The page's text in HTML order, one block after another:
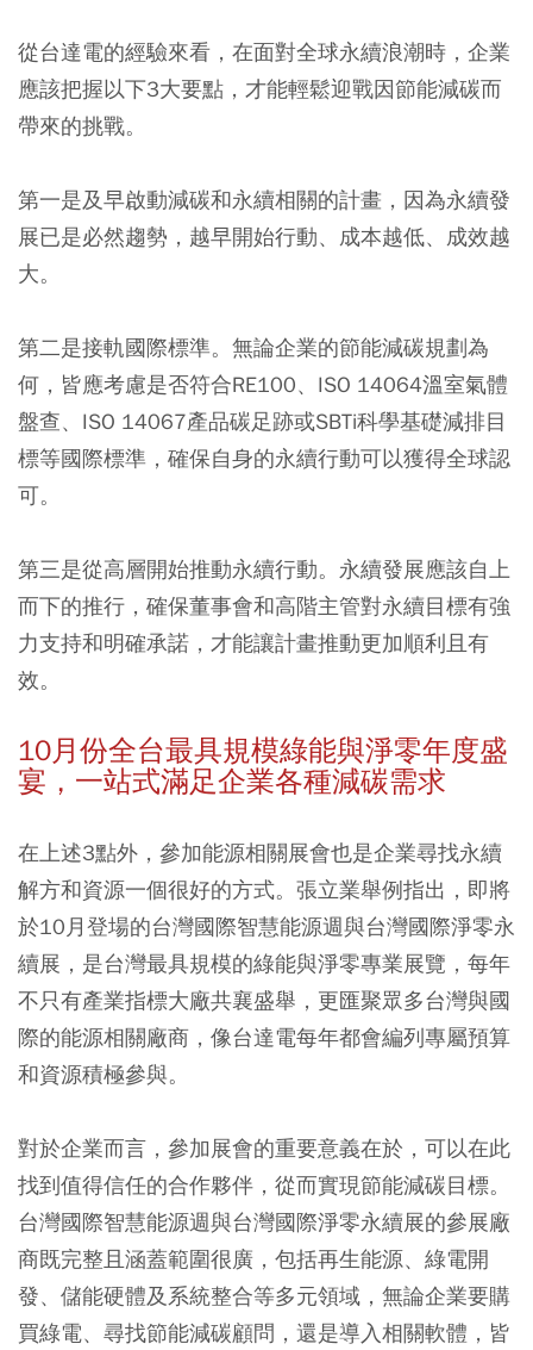
從台達電的經驗來看，在面對全球永續浪潮時，企業
應該把握以下3大要點，才能輕鬆迎戰因節能減碳而
帶來的挑戰。
第一是及早啟動減碳和永續相關的計畫，因為永續發
展已是必然趨勢，越早開始行動、成本越低、成效越
大。
第二是接軌國際標準。無論企業的節能減碳規劃為
何，皆應考慮是否符合RE100、ISO 14064溫室氣體
盤查、ISO 14067產品碳足跡或SBTi科學基礎減排目
標等國際標準，確保自身的永續行動可以獲得全球認
可。
第三是從高層開始推動永續行動。永續發展應該自上
而下的推行，確保董事會和高階主管對永續目標有強
力支持和明確承諾，才能讓計畫推動更加順利且有
效。
10月份全台最具規模綠能與淨零年度盛
宴，一站式滿足企業各種減碳需求
在上述3點外，參加能源相關展會也是企業尋找永續
解方和資源一個很好的方式。張立業舉例指出，即將
於10月登場的台灣國際智慧能源週與台灣國際淨零永
續展，是台灣最具規模的綠能與淨零專業展覽，每年
不只有產業指標大廠共襄盛舉，更匯聚眾多台灣與國
際的能源相關廠商，像台達電每年都會編列專屬預算
和資源積極參與。
對於企業而言，參加展會的重要意義在於，可以在此
找到值得信任的合作夥伴，從而實現節能減碳目標。
台灣國際智慧能源週與台灣國際淨零永續展的參展廠
商既完整且涵蓋範圍很廣，包括再生能源、綠電開
發、儲能硬體及系統整合等多元領域，無論企業要購
買綠電、尋找節能減碳顧問，還是導入相關軟體，皆